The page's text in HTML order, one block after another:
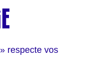
respecte vos